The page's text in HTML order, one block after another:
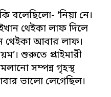
বলেছিলো- ‘নিয়া নে।
থেইকা লাফ দিলে
থেইকা আবার লাফ।
শুরুতে প্রাইমারী
সম্পন্ন গৃহস্থ
ভালো লেগেছিল।